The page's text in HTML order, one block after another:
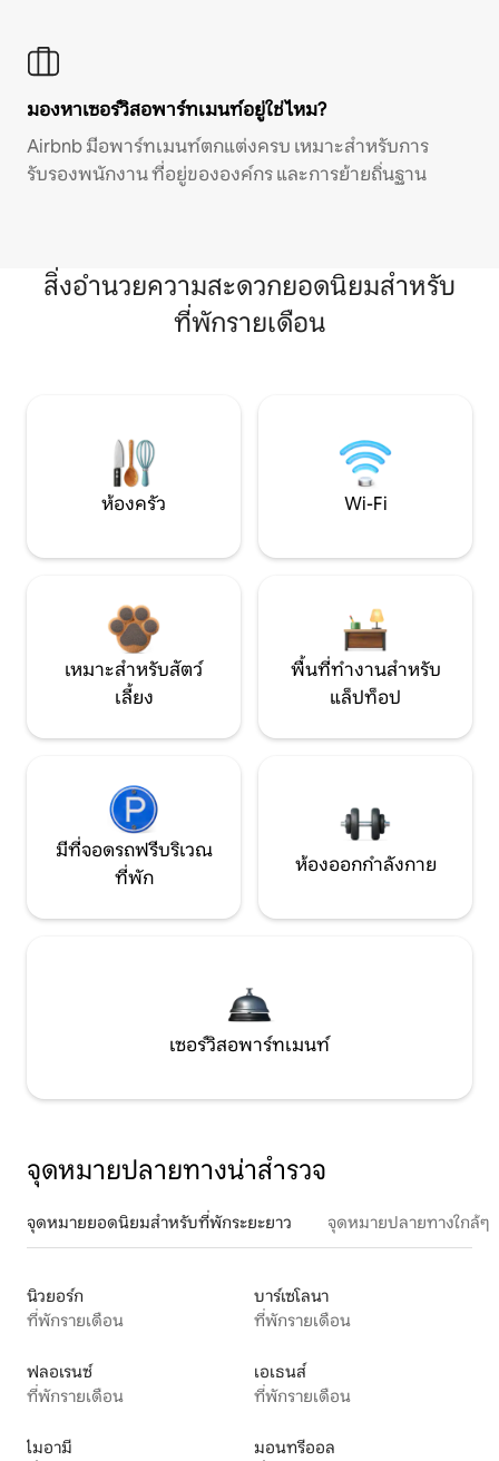
มองหาเซอร์วิสอพาร์ทเมนท์อยู่ใช่ไหม?
Airbnb มีอพาร์ทเมนท์ตกแต่งครบ เหมาะสำหรับการ
รับรองพนักงาน ที่อยู่ขององค์กร และการย้ายถิ่นฐาน
สิ่งอำนวยความสะดวกยอดนิยมสำหรับ
ที่พักรายเดือน
ห้องครัว Wi-Fi
เหมาะสำหรับสัตว์
เลี้ยง
พื้นที่ทำงานสำหรับ
แล็ปท็อป
มีที่จอดรถฟรีบริเวณ
ที่พัก
ห้องออกกำลังกาย
เซอร์วิสอพาร์ทเมนท์
จุดหมายปลายทางน่าสำรวจ
จุดหมายยอดนิยมสำหรับที่พักระยะยาว จุดหมายปลายทางใกล้ๆ
นิวยอร์ก
ที่พักรายเดือน
บาร์เซโลนา
ที่พักรายเดือน
ฟลอเรนซ์
ที่พักรายเดือน
เอเธนส์
ที่พักรายเดือน
ไมอามี มอนทรีออล